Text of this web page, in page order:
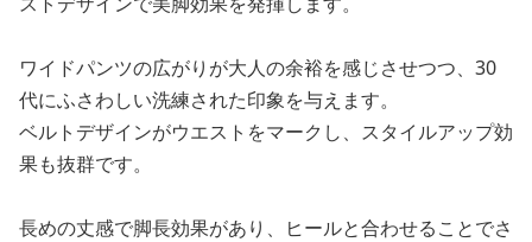
ワイドパンツの広がりが大人の余裕を感じさせつつ、30
代にふさわしい洗練された印象を与えます。
ベルトデザインがウエストをマークし、スタイルアップ効
果も抜群です。
長めの丈感で脚長効果があり、ヒールと合わせることでさ